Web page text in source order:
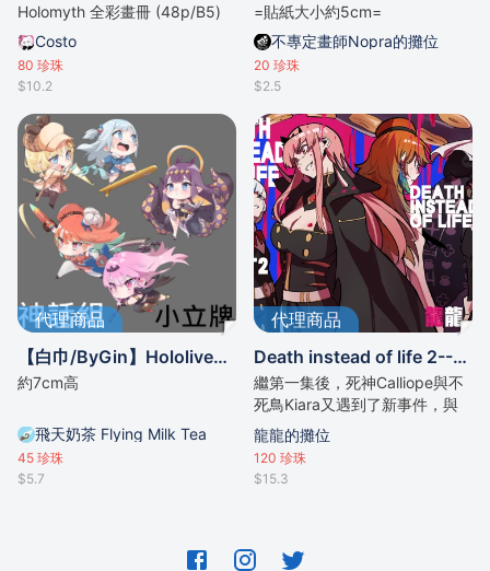
Holomyth 全彩畫冊 (48p/B5)
Costo
80 珍珠
$10.2
=貼紙大小約5cm=
不專定畫師Nopra的攤位
20 珍珠
$2.5
代理商品
【白巾/ByGin】Hololive《神話組》多款式小立牌
約7cm高
飛天奶茶 Flying Milk Tea
45 珍珠
$5.7
代理商品
Death instead of life 2---龍龍
繼第一集後，死神Calliope與不
死鳥Kiara又遇到了新事件，與
三位別校生開始展開了戰鬥
龍龍的攤位
120 珍珠
$15.3